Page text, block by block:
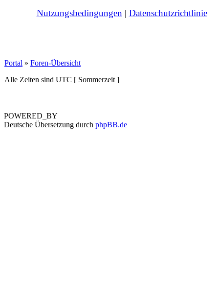
Nutzungsbedingungen | Datenschutzrichtlinie
Portal » Foren-Übersicht
Alle Zeiten sind UTC [ Sommerzeit ]
POWERED_BY
Deutsche Übersetzung durch phpBB.de